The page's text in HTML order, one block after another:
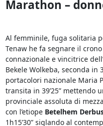
Marathon –
Al femminile, fuga solitaria
Tenaw he fa segnare il crono
connazionale e vincitrice
Bekele Wolkeba, seconda in
portacolori nazionale Maria
transita in 39’25” mettendo
provinciale assoluta di
con l’etiope Betelhem
1h15’30” siglando al